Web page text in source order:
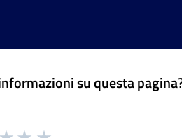
su questa